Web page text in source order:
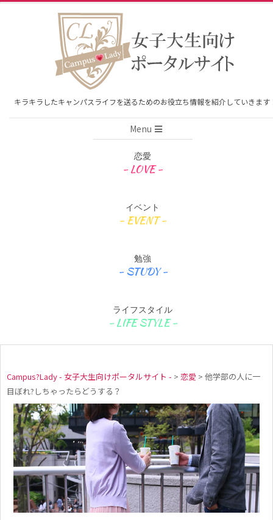
キラキラしたキャンパスライフを送るためのお役立ち情報を紹介していきます
Menu
恋愛
イベント
勉強
ライフスタイル
Campus?Lady - 女子大生向けポータルサイト - > 恋愛 > 他学部の人に一
目ぼれ?しちゃったらどうする？